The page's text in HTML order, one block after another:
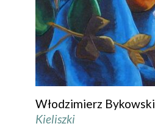
Włodzimierz Bykowski
Kieliszki